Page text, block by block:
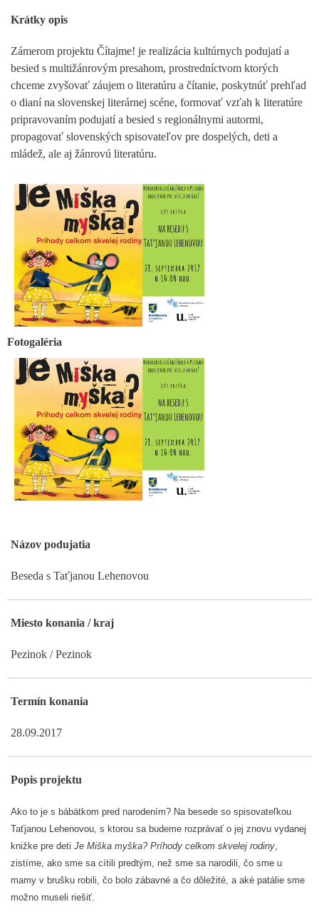
Krátky opis
Zámerom projektu Čítajme! je realizácia kultúrnych podujatí a
besied s multižánrovým presahom, prostredníctvom ktorých
chceme zvyšovať záujem o literatúru a čítanie, poskytnúť prehľad
o dianí na slovenskej literárnej scéne, formovať vzťah k literatúre
pripravovaním podujatí a besied s regionálnymi autormi,
propagovať slovenských spisovateľov pre dospelých, deti a
mládež, ale aj žánrovú literatúru.
Fotogaléria
Názov podujatia
Beseda s Taťjanou Lehenovou
Miesto konania / kraj
Pezinok / Pezinok
Termín konania
28.09.2017
Popis projektu
Ako to je s bábätkom pred narodením? Na besede so spisovateľkou
Taťjanou Lehenovou, s ktorou sa budeme rozprávať o jej znovu vydanej
knižke pre deti Je Miška myška? Príhody celkom skvelej rodiny
zistíme, ako sme sa cítili predtým, než sme sa narodili, čo sme u
mamy v brušku robili, čo bolo zábavné a čo dôležité, a aké patálie sme
možno museli riešiť.